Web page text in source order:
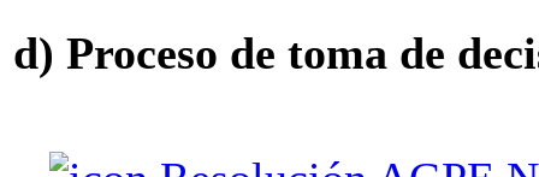
d) Proceso de toma de